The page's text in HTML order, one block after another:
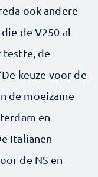
ook andere
de V250 al
testte, de
keuze voor de
de moeizame
en
Italianen
de NS en